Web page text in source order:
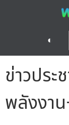
◐
ข่าวปร
พลังงา